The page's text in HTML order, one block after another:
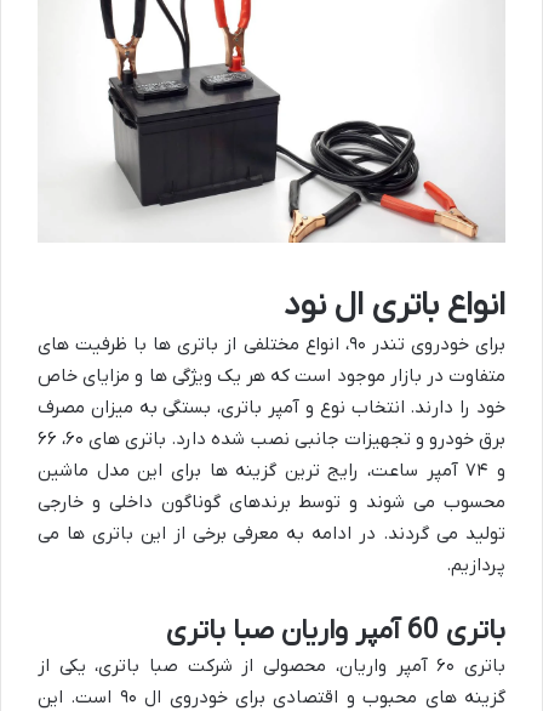
انواع باتری ال نود
برای خودروی تندر ۹۰، انواع مختلفی از باتری ها با ظرفیت های
متفاوت در بازار موجود است که هر یک ویژگی ها و مزایای خاص
خود را دارند. انتخاب نوع و آمپر باتری، بستگی به میزان مصرف
برق خودرو و تجهیزات جانبی نصب شده دارد. باتری های ۶۰، ۶۶
و ۷۴ آمپر ساعت، رایج ترین گزینه ها برای این مدل ماشین
محسوب می شوند و توسط برندهای گوناگون داخلی و خارجی
تولید می گردند. در ادامه به معرفی برخی از این باتری ها می
پردازیم.
باتری 60 آمپر واریان صبا باتری
باتری ۶۰ آمپر واریان، محصولی از شرکت صبا باتری، یکی از
گزینه های محبوب و اقتصادی برای خودروی ال ۹۰ است. این